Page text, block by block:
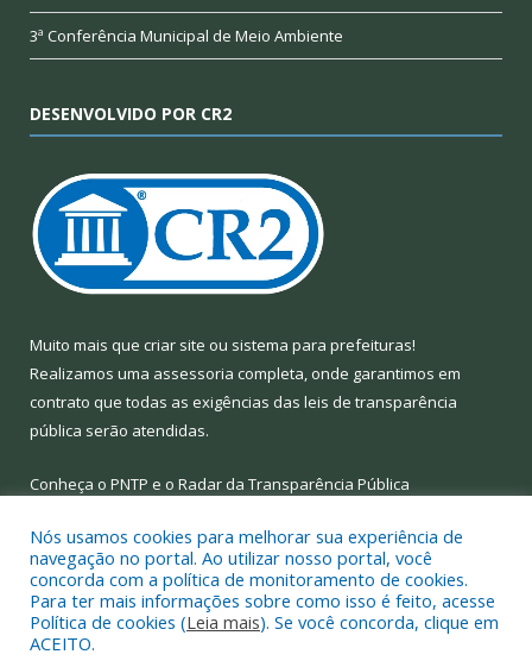
3ª Conferência Municipal de Meio Ambiente
DESENVOLVIDO POR CR2
Muito mais que criar site ou sistema para prefeituras!
Realizamos uma assessoria completa, onde garantimos em
contrato que todas as exigências das leis de transparência
pública serão atendidas.
Conheça o PNTP e o Radar da Transparência Pública
Todos os direitos reservados a Prefeitura Municipal de Limoeiro
do Ajuru.
Nós usamos cookies para melhorar sua experiência de
navegação no portal. Ao utilizar nosso portal, você
concorda com a política de monitoramento de cookies.
Para ter mais informações sobre como isso é feito, acesse
Política de cookies (Leia mais). Se você concorda, clique em
ACEITO.